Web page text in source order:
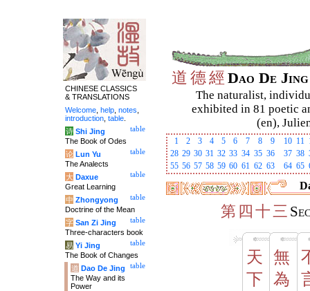
道 德經 Dao De
The naturalist,
exhibited in 81 poetic
(en),
1 2 3 4 5 6 7 8 9 10 11
28 29 30 31 32 33 34 35 36 37 38
55 56 57 58 59 60 61 62 63 64 65
第 四 十三
天
下
無
為
CHINESE CLASSICS
& TRANSLATIONS
Welcome help notes
introduction table
table
诗 Shi Jing
The Book of Odes
table
论 Lun Yu
The Analects
table
大 Daxue
Great Learning
table
中 Zhongyong
Doctrine of the Mean
table
字 San Zi Jing
Three-characters book
table
易 Yi Jing
The Book of Changes
table
道 Dao De Jing
The Way and its
Power